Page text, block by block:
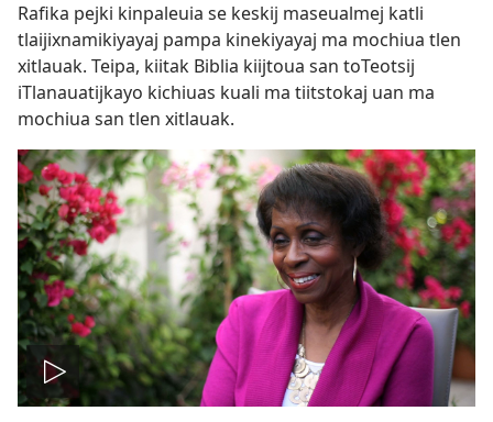
Rafika pejki kinpaleuia se keskij maseualmej katli
tlaijixnamikiyayaj pampa kinekiyayaj ma mochiua tlen
xitlauak. Teipa, kiitak Biblia kiijtoua san toTeotsij
iTlanauatijkayo kichiuas kuali ma tiitstokaj uan ma
mochiua san tlen xitlauak.
Play